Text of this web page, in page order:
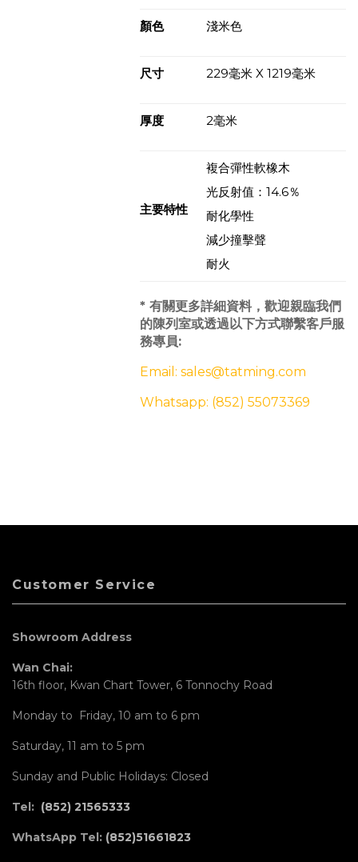
顏色 淺米色
尺寸 229毫米 X 1219毫米
厚度 2毫米
主要特性
複合彈性軟橡木
光反射值：14.6％
耐化學性
減少撞擊聲
耐火
* 有關更多詳細資料，歡迎親臨我們
的陳列室或透過以下方式聯繫客戶服
務專員:
Email: sales@tatming.com
Whatsapp: (852) 55073369
Customer Service
Showroom Address
Wan Chai:
16th floor, Kwan Chart Tower, 6 Tonnochy Road
Monday to Friday, 10 am to 6 pm
Saturday, 11 am to 5 pm
Sunday and Public Holidays: Closed
Tel: (852) 21565333
WhatsApp Tel: (852)51661823